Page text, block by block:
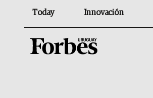
Today Innovación